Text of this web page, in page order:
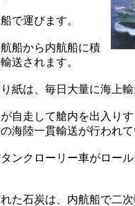
で運びます。
船から内航船に積
送されます。
紙は、毎日大量に海上輸
自走して艙内を出入り
海陸一貫輸送が行われて
ンクローリー車がロー
た石炭は、内航船で二次